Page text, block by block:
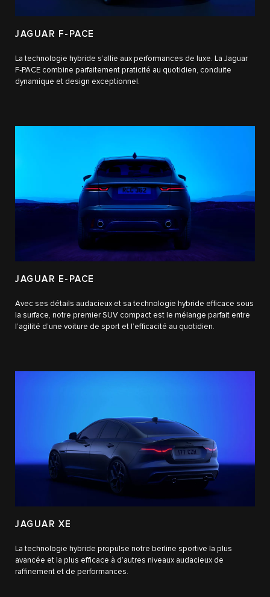
JAGUAR F-PACE
La technologie hybride s’allie aux performances de luxe. La Jaguar
F‑PACE combine parfaitement praticité au quotidien, conduite
dynamique et design exceptionnel.
JAGUAR E-PACE
Avec ses détails audacieux et sa technologie hybride efficace sous
la surface, notre premier SUV compact est le mélange parfait entre
l’agilité d’une voiture de sport et l’efficacité au quotidien.
JAGUAR XE
La technologie hybride propulse notre berline sportive la plus
avancée et la plus efficace à d’autres niveaux audacieux de
raffinement et de performances.